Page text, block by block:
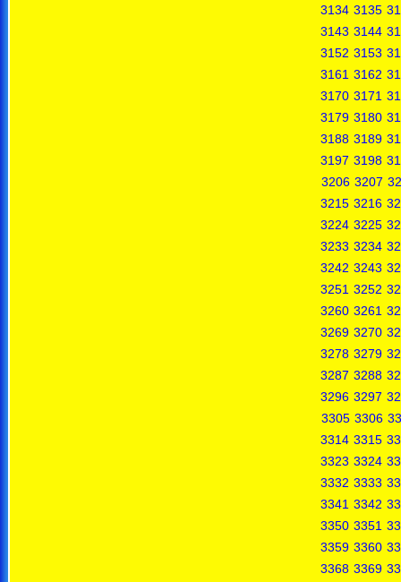
3134 3135
3143 3144
3152 3153
3161 3162
3170 3171
3179 3180
3188 3189
3197 3198
3206 3207
3215 3216
3224 3225
3233 3234
3242 3243
3251 3252
3260 3261
3269 3270
3278 3279
3287 3288
3296 3297
3305 3306
3314 3315
3323 3324
3332 3333
3341 3342
3350 3351
3359 3360
3368 3369